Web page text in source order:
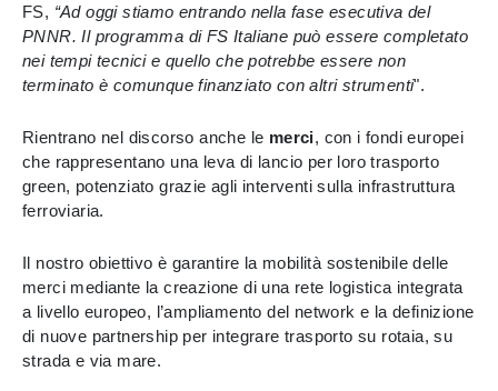
FS, “Ad oggi stiamo entrando nella fase esecutiva del
PNNR. Il programma di FS Italiane può essere completato
nei tempi tecnici e quello che potrebbe essere non
terminato è comunque finanziato con altri strumenti".
Rientrano nel discorso anche le merci, con i fondi europei
che rappresentano una leva di lancio per loro trasporto
green, potenziato grazie agli interventi sulla infrastruttura
ferroviaria.
Il nostro obiettivo è garantire la mobilità sostenibile delle
merci mediante la creazione di una rete logistica integrata
a livello europeo, l’ampliamento del network e la definizione
di nuove partnership per integrare trasporto su rotaia, su
strada e via mare.